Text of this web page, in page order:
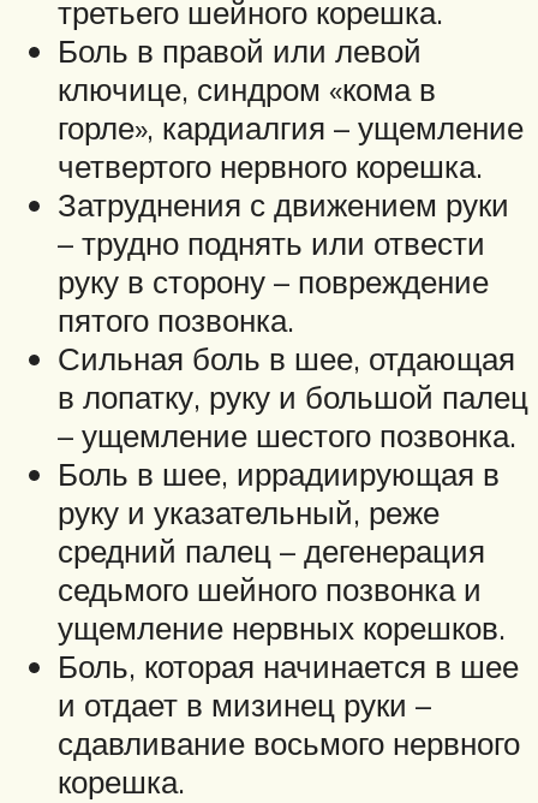
третьего шейного корешка.
Боль в правой или левой
ключице, синдром «кома в
горле», кардиалгия – ущемление
четвертого нервного корешка.
Затруднения с движением руки
– трудно поднять или отвести
руку в сторону – повреждение
пятого позвонка.
Сильная боль в шее, отдающая
в лопатку, руку и большой палец
– ущемление шестого позвонка.
Боль в шее, иррадиирующая в
руку и указательный, реже
средний палец – дегенерация
седьмого шейного позвонка и
ущемление нервных корешков.
Боль, которая начинается в шее
и отдает в мизинец руки –
сдавливание восьмого нервного
корешка.